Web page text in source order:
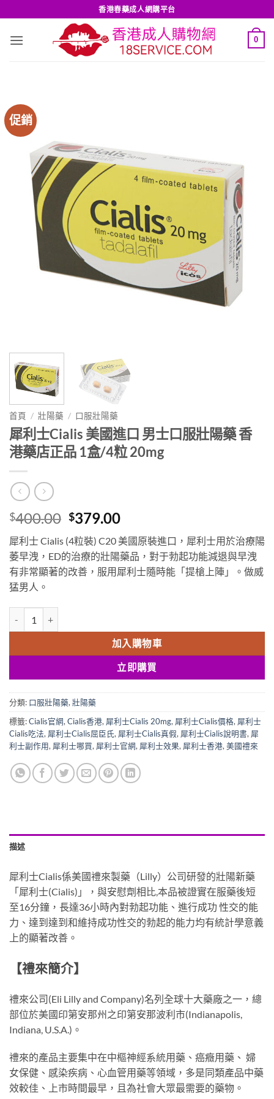
to
content
香港春藥成人網購平台
0
促銷
首頁 / 壯陽藥 / 口服壯陽藥
犀利士Cialis 美國進口 男士口服壯陽藥 香
港藥店正品 1盒/4粒 20mg
$400.00 Original
price
was:
$400.00.
$379.00Current
price
is:
$379.00.
犀利士 Cialis (4粒裝) C20 美國原裝進口，犀利士用於治療陽
萎早洩，ED的治療的壯陽藥品，對于勃起功能減退與早洩
有非常顯著的改善，服用犀利士隨時能「提槍上陣」。做威
猛男人。
加入購物車
立即購買
分類: 口服壯陽藥, 壯陽藥
標籤:Cialis官網, Cialis香港, 犀利士Cialis 20mg, 犀利士Cialis價格, 犀利士
Cialis吃法, 犀利士Cialis屈臣氏, 犀利士Cialis真假, 犀利士Cialis說明書, 犀
利士副作用, 犀利士哪買, 犀利士官網, 犀利士效果, 犀利士香港, 美國禮來
描述
犀利士Cialis係美國禮來製藥（Lilly）公司研發的壯陽新藥
「犀利士(Cialis)」，與安慰劑相比,本品被證實在服藥後短
至16分鐘，長達36小時內對勃起功能、進行成功 性交的能
力、達到達到和維持成功性交的勃起的能力均有統計學意義
上的顯著改善。
【禮來簡介】
禮來公司(Eli Lilly and Company)名列全球十大藥廠之一，總
部位於美國印第安那州之印第安那波利市(Indianapolis,
Indiana, U.S.A.)。
禮來的產品主要集中在中樞神經系統用藥、癌癥用藥、 婦
女保健、感染疾病、心血管用藥等領域，多是同類產品中藥
效較佳、上市時間最早，且為社會大眾最需要的藥物。